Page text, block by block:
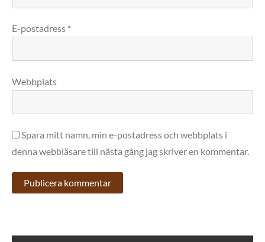
E-postadress *
Webbplats
Spara mitt namn, min e-postadress och webbplats i
denna webbläsare till nästa gång jag skriver en kommentar.